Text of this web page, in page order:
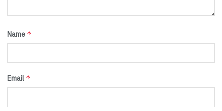
Name *
Email *